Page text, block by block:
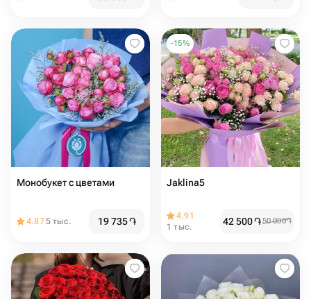
Монобукет с цветами
4.875 тыс. 19 735֏
-15%
Jaklina5
4.91
1 тыс.
42 500֏50 000֏